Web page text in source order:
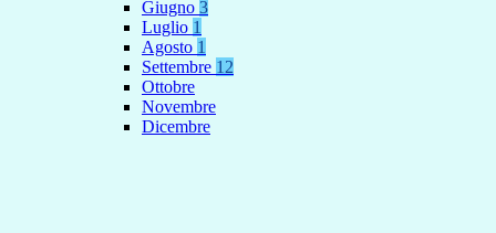
Giugno 3
Luglio 1
Agosto 1
Settembre 12
Ottobre
Novembre
Dicembre